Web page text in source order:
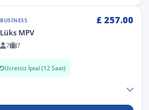
BUSINESS £ 257.00
Lüks MPV
7 7
Ücretsiz İptal (12 Saat)